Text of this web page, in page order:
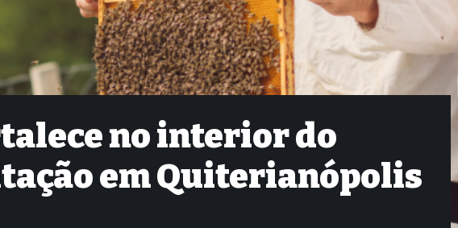
no interior do
em Quiterianópolis